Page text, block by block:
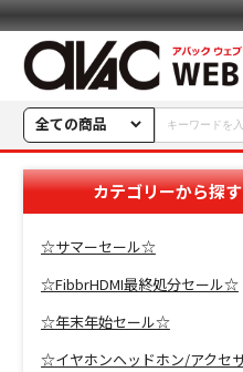
全ての商品
カテゴリーから探す
☆サマーセール☆
☆FibbrHDMI最終処分セール☆
☆年末年始セール☆